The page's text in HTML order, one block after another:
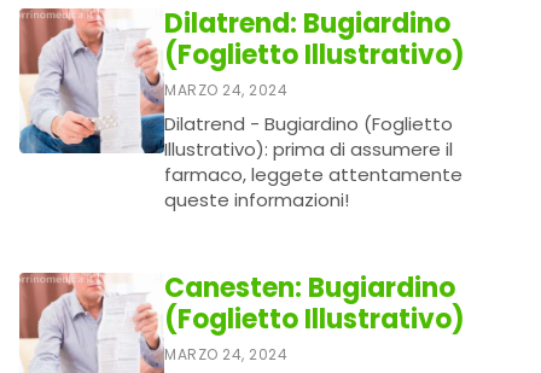
Dilatrend: Bugiardino
(Foglietto Illustrativo)
MARZO 24, 2024
Dilatrend - Bugiardino (Foglietto
Illustrativo): prima di assumere il
farmaco, leggete attentamente
queste informazioni!
Canesten: Bugiardino
(Foglietto Illustrativo)
MARZO 24, 2024